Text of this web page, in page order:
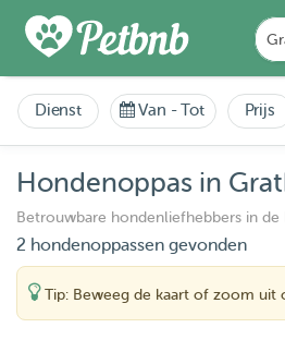
Dienst Van -Tot Prijs
Hondenoppas in
Betrouwbare hondenliefhebbers in
2 hondenoppassen gevonden
Tip: Beweeg de kaart of zoom uit